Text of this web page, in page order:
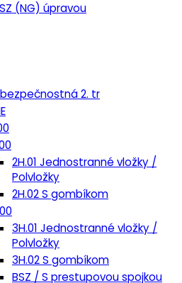
(NG) úpravou
bezpečnostná 2. tr
2H.01 Jednostranné vložky /
Polvložky
2H.02 S gombíkom
3H.01 Jednostranné vložky /
Polvložky
3H.02 S gombíkom
BSZ / S prestupovou spojkou